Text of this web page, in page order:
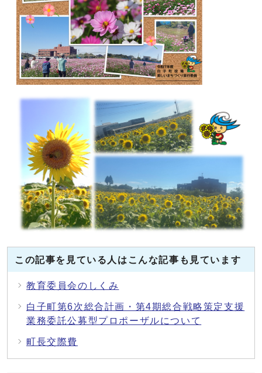
この記事を見ている人はこんな記事も見ています
教育委員会のしくみ
白子町第6次総合計画・第4期総合戦略策定支援
業務委託公募型プロポーザルについて
町長交際費